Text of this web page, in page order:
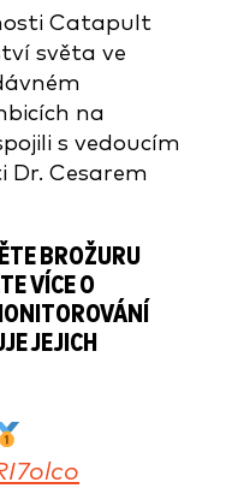
Catapult
světa ve
na
s vedoucím
Dr. Cesarem
BROŽURU
VÍCE O
JEJICH